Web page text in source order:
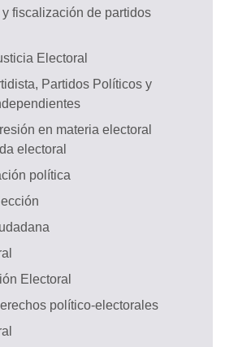
fiscalización de partidos
Electoral
Partidos Políticos y
en materia electoral
electoral
política
Electoral
político-electorales